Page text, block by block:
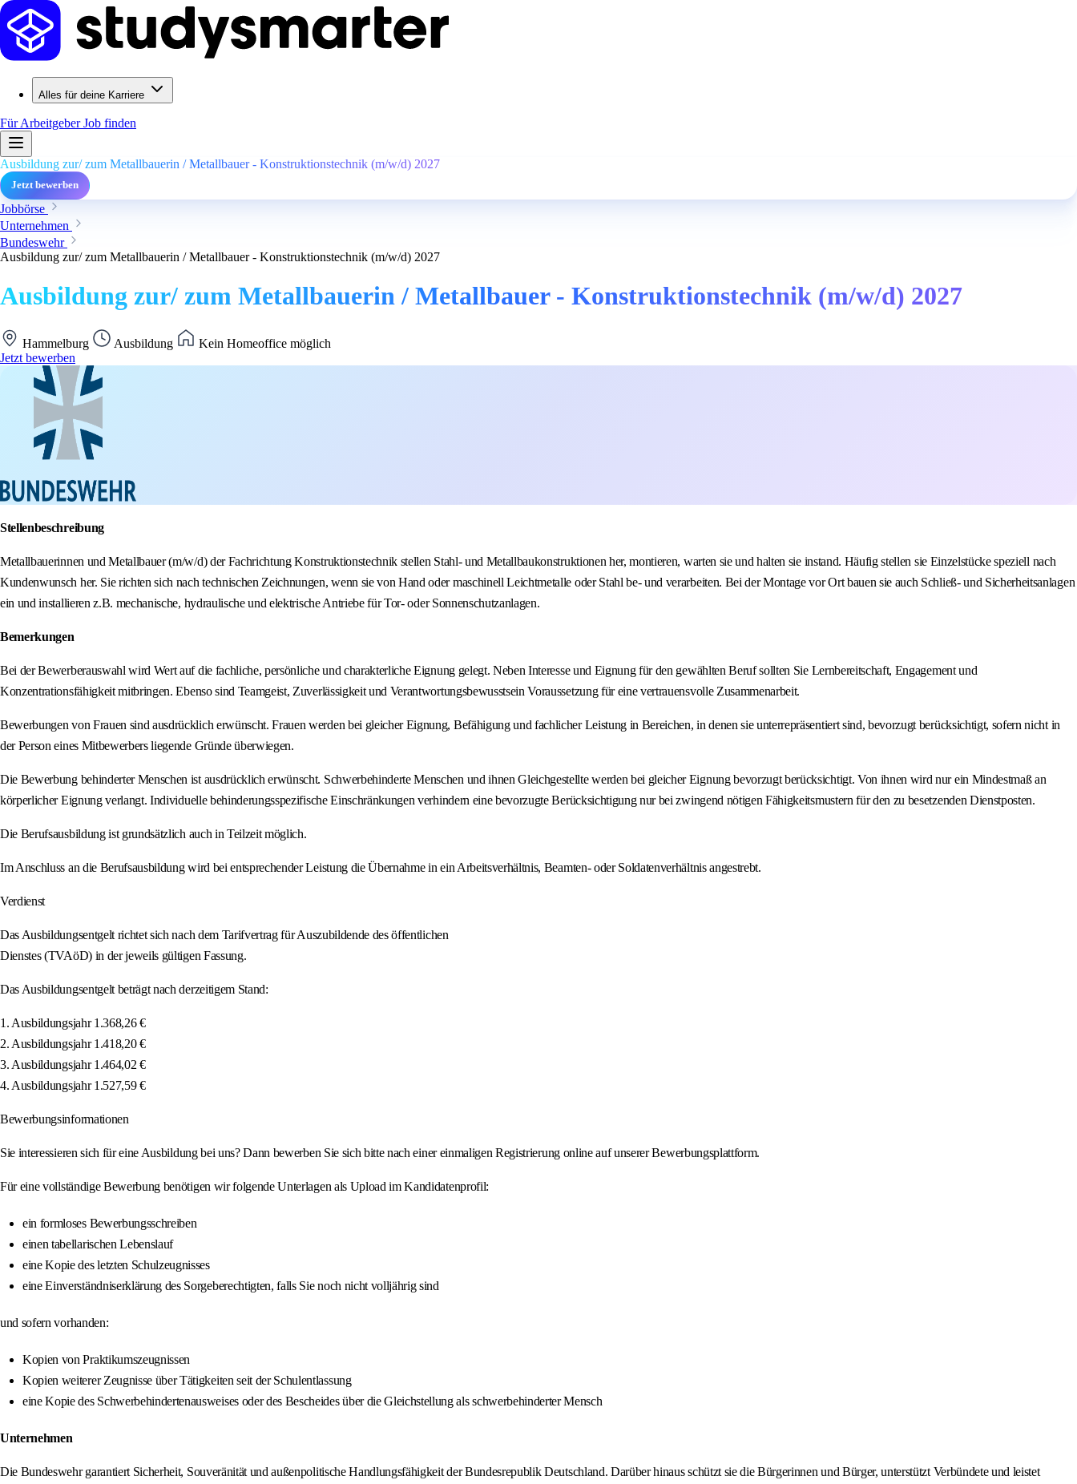
Alles für deine Karriere
Für ArbeitgeberJob finden
Ausbildung zur/ zum Metallbauerin / Metallbauer - Konstruktionstechnik (m/w/d) 2027
Jetzt bewerben
Jobbörse
Unternehmen
Bundeswehr
Ausbildung zur/ zum Metallbauerin / Metallbauer - Konstruktionstechnik (m/w/d) 2027
Ausbildung zur/ zum Metallbauerin / Metallbauer - Konstruktionstechnik (m/w/d) 2027
Hammelburg Ausbildung
Kein Homeoffice möglich
Jetzt bewerben
Stellenbeschreibung
Metallbauerinnen und Metallbauer (m/w/d) der Fachrichtung Konstruktionstechnik stellen Stahl- und Metallbaukonstruktionen her, montieren, warten sie und halten sie instand. Häufig stellen sie Einzelstücke speziell nach
Kundenwunsch her. Sie richten sich nach technischen Zeichnungen, wenn sie von Hand oder maschinell Leichtmetalle oder Stahl be- und verarbeiten. Bei der Montage vor Ort bauen sie auch Schließ- und Sicherheitsanlagen
ein und installieren z.B. mechanische, hydraulische und elektrische Antriebe für Tor- oder Sonnenschutzanlagen.
Bemerkungen
Bei der Bewerberauswahl wird Wert auf die fachliche, persönliche und charakterliche Eignung gelegt. Neben Interesse und Eignung für den gewählten Beruf sollten Sie Lernbereitschaft, Engagement und
Konzentrationsfähigkeit mitbringen. Ebenso sind Teamgeist, Zuverlässigkeit und Verantwortungsbewusstsein Voraussetzung für eine vertrauensvolle Zusammenarbeit.
Bewerbungen von Frauen sind ausdrücklich erwünscht. Frauen werden bei gleicher Eignung, Befähigung und fachlicher Leistung in Bereichen, in denen sie unterrepräsentiert sind, bevorzugt berücksichtigt, sofern nicht in
der Person eines Mitbewerbers liegende Gründe überwiegen.
Die Bewerbung behinderter Menschen ist ausdrücklich erwünscht. Schwerbehinderte Menschen und ihnen Gleichgestellte werden bei gleicher Eignung bevorzugt berücksichtigt. Von ihnen wird nur ein Mindestmaß an
körperlicher Eignung verlangt. Individuelle behinderungsspezifische Einschränkungen verhindern eine bevorzugte Berücksichtigung nur bei zwingend nötigen Fähigkeitsmustern für den zu besetzenden Dienstposten.
Die Berufsausbildung ist grundsätzlich auch in Teilzeit möglich.
Im Anschluss an die Berufsausbildung wird bei entsprechender Leistung die Übernahme in ein Arbeitsverhältnis, Beamten- oder Soldatenverhältnis angestrebt.
Verdienst
Das Ausbildungsentgelt richtet sich nach dem Tarifvertrag für Auszubildende des öffentlichen
Dienstes (TVAöD) in der jeweils gültigen Fassung.
Das Ausbildungsentgelt beträgt nach derzeitigem Stand:
1. Ausbildungsjahr 1.368,26 €
2. Ausbildungsjahr 1.418,20 €
3. Ausbildungsjahr 1.464,02 €
4. Ausbildungsjahr 1.527,59 €
Bewerbungsinformationen
Sie interessieren sich für eine Ausbildung bei uns? Dann bewerben Sie sich bitte nach einer einmaligen Registrierung online auf unserer Bewerbungsplattform.
Für eine vollständige Bewerbung benötigen wir folgende Unterlagen als Upload im Kandidatenprofil:
ein formloses Bewerbungsschreiben
einen tabellarischen Lebenslauf
eine Kopie des letzten Schulzeugnisses
eine Einverständniserklärung des Sorgeberechtigten, falls Sie noch nicht volljährig sind
und sofern vorhanden:
Kopien von Praktikumszeugnissen
Kopien weiterer Zeugnisse über Tätigkeiten seit der Schulentlassung
eine Kopie des Schwerbehindertenausweises oder des Bescheides über die Gleichstellung als schwerbehinderter Mensch
Unternehmen
Die Bundeswehr garantiert Sicherheit, Souveränität und außenpolitische Handlungsfähigkeit der Bundesrepublik Deutschland. Darüber hinaus schützt sie die Bürgerinnen und Bürger, unterstützt Verbündete und leistet